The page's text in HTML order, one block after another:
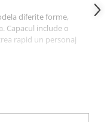
diferite forme,
Capacul include o
rapid un personaj
creativitatea,
musculatura